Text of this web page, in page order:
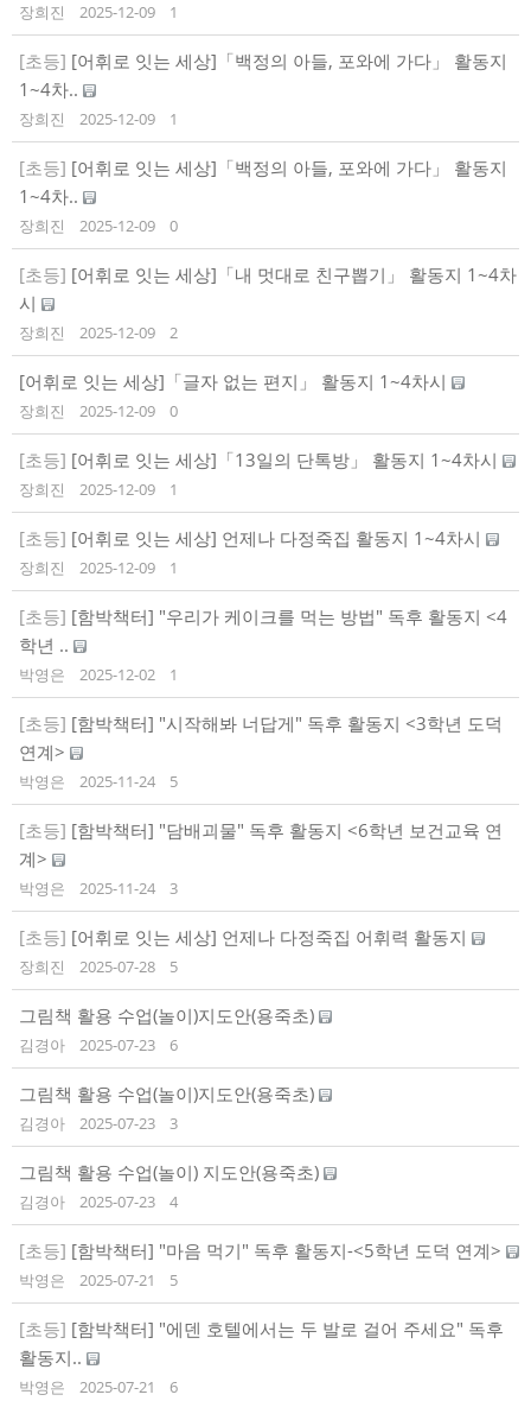
장희진 2025-12-09 1
[초등] [어휘로 잇는 세상]「백정의 아들, 포와에 가다」 활동지
1~4차..
장희진 2025-12-09 1
[초등] [어휘로 잇는 세상]「백정의 아들, 포와에 가다」 활동지
1~4차..
장희진 2025-12-09 0
[초등] [어휘로 잇는 세상]「내 멋대로 친구뽑기」 활동지 1~4차
시
장희진 2025-12-09 2
[어휘로 잇는 세상]「글자 없는 편지」 활동지 1~4차시
장희진 2025-12-09 0
[초등] [어휘로 잇는 세상]「13일의 단톡방」 활동지 1~4차시
장희진 2025-12-09 1
[초등] [어휘로 잇는 세상] 언제나 다정죽집 활동지 1~4차시
장희진 2025-12-09 1
[초등] [함박책터] "우리가 케이크를 먹는 방법" 독후 활동지 <4
학년 ..
박영은 2025-12-02 1
[초등] [함박책터] "시작해봐 너답게" 독후 활동지 <3학년 도덕
연계>
박영은 2025-11-24 5
[초등] [함박책터] "담배괴물" 독후 활동지 <6학년 보건교육 연
계>
박영은 2025-11-24 3
[초등] [어휘로 잇는 세상] 언제나 다정죽집 어휘력 활동지
장희진 2025-07-28 5
그림책 활용 수업(놀이)지도안(용죽초)
김경아 2025-07-23 6
그림책 활용 수업(놀이)지도안(용죽초)
김경아 2025-07-23 3
그림책 활용 수업(놀이) 지도안(용죽초)
김경아 2025-07-23 4
[초등] [함박책터] "마음 먹기" 독후 활동지-<5학년 도덕 연계>
박영은 2025-07-21 5
[초등] [함박책터] "에덴 호텔에서는 두 발로 걸어 주세요" 독후
활동지..
박영은 2025-07-21 6